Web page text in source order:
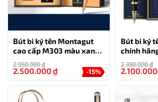
Bút bi ký tên Montagut 068 màu xám
Bút bi ký tên Montagut
cao cấp M303 màu xanh
ngọc
2.950.000₫
-15%
2.500.000₫
Bút bi ký
chính
2.350.000₫
2.100.000